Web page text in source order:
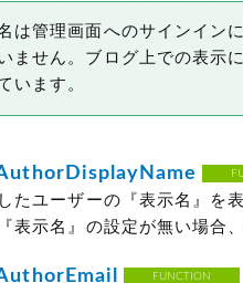
は管理画面へのサインイン
ません。ブログ上での表示
います。
たユーザーの『表示名』を
表示名』の設定が無い場合
FUNCTION